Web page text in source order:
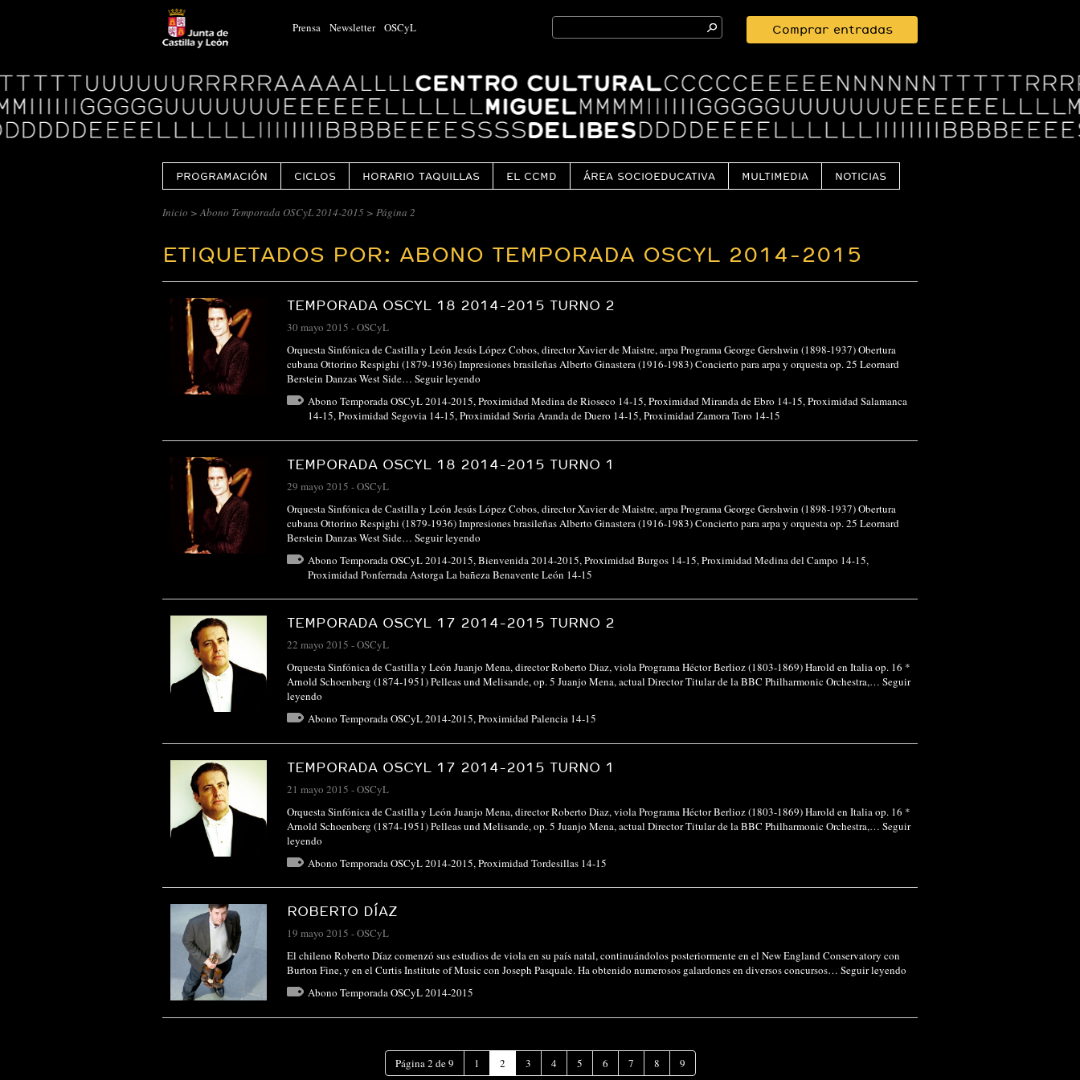
Prensa Newsletter OSCyL
Search
for:
Comprar entradas
Logo
Centro
Cultural
Miguel
Delibes
PROGRAMACIÓN CICLOS HORARIO TAQUILLAS EL CCMD ÁREA SOCIOEDUCATIVA MULTIMEDIA NOTICIAS
Inicio >Abono Temporada OSCyL 2014-2015 > Página 2
ETIQUETADOS POR: ABONO TEMPORADA OSCYL 2014-2015
TEMPORADA OSCYL 18 2014-2015 TURNO 2
30 mayo 2015 -OSCyL
Orquesta Sinfónica de Castilla y León Jesús López Cobos, director Xavier de Maistre, arpa Programa George Gershwin (1898-1937) Obertura
cubana Ottorino Respighi (1879-1936) Impresiones brasileñas Alberto Ginastera (1916-1983) Concierto para arpa y orquesta op. 25 Leornard
Berstein Danzas West Side… Seguir leyendo
Abono Temporada OSCyL 2014-2015,Proximidad Medina de Rioseco 14-15,Proximidad Miranda de Ebro 14-15,Proximidad Salamanca
14-15,Proximidad Segovia 14-15,Proximidad Soria Aranda de Duero 14-15,Proximidad Zamora Toro 14-15
TEMPORADA OSCYL 18 2014-2015 TURNO 1
29 mayo 2015 -OSCyL
Orquesta Sinfónica de Castilla y León Jesús López Cobos, director Xavier de Maistre, arpa Programa George Gershwin (1898-1937) Obertura
cubana Ottorino Respighi (1879-1936) Impresiones brasileñas Alberto Ginastera (1916-1983) Concierto para arpa y orquesta op. 25 Leornard
Berstein Danzas West Side… Seguir leyendo
Abono Temporada OSCyL 2014-2015, Bienvenida 2014-2015, Proximidad Burgos 14-15, Proximidad Medina del Campo 14-15,
Proximidad Ponferrada Astorga La bañeza Benavente León 14-15
TEMPORADA OSCYL 17 2014-2015 TURNO 2
22 mayo 2015 -OSCyL
Orquesta Sinfónica de Castilla y León Juanjo Mena, director Roberto Diaz, viola Programa Héctor Berlioz (1803-1869) Harold en Italia op. 16 *
Arnold Schoenberg (1874-1951) Pelleas und Melisande, op. 5 Juanjo Mena, actual Director Titular de la BBC Philharmonic Orchestra,… Seguir
leyendo
Abono Temporada OSCyL 2014-2015,Proximidad Palencia 14-15
TEMPORADA OSCYL 17 2014-2015 TURNO 1
21 mayo 2015 -OSCyL
Orquesta Sinfónica de Castilla y León Juanjo Mena, director Roberto Diaz, viola Programa Héctor Berlioz (1803-1869) Harold en Italia op. 16 *
Arnold Schoenberg (1874-1951) Pelleas und Melisande, op. 5 Juanjo Mena, actual Director Titular de la BBC Philharmonic Orchestra,… Seguir
leyendo
Abono Temporada OSCyL 2014-2015, Proximidad Tordesillas 14-15
ROBERTO DÍAZ
19 mayo 2015 -OSCyL
El chileno Roberto Díaz comenzó sus estudios de viola en su país natal, continuándolos posteriormente en el New England Conservatory con
Burton Fine, y en el Curtis Institute of Music con Joseph Pasquale. Ha obtenido numerosos galardones en diversos concursos… Seguir leyendo
Abono Temporada OSCyL 2014-2015
Página 2 de 9 1 2(Página
actual)
3 4 5 6 7 8 9